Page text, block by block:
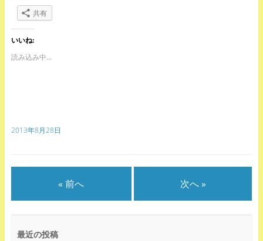
共有
いいね:
読み込み中...
2013年8月28日
« 前へ 次へ »
最近の投稿